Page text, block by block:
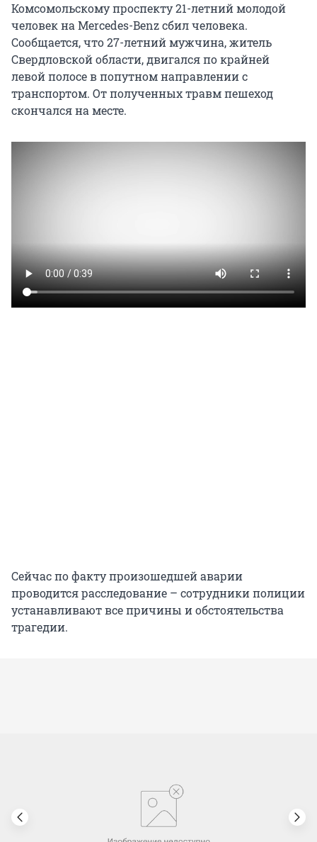
Комсомольскому проспекту 21-летний молодой
человек на Mercedes-Benz сбил человека.
Сообщается, что 27-летний мужчина, житель
Свердловской области, двигался по крайней
левой полосе в попутном направлении с
транспортом. От полученных травм пешеход
скончался на месте.
Сейчас по факту произошедшей аварии
проводится расследование – сотрудники полиции
устанавливают все причины и обстоятельства
трагедии.